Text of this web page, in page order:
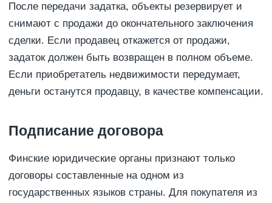
После передачи задатка, объекты резервирует и
снимают с продажи до окончательного заключения
сделки. Если продавец откажется от продажи,
задаток должен быть возвращен в полном объеме.
Если приобретатель недвижимости передумает,
деньги останутся продавцу, в качестве компенсации.
Подписание договора
Финские юридические органы признают только
договоры составленные на одном из
государственных языков страны. Для покупателя из